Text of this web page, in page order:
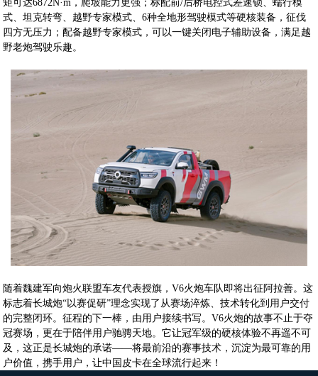
矩可达6872N·m，爬坡能力更强；标配前/后桥电控式差速锁、蠕行模
式、坦克转弯、越野专家模式、6种全地形驾驶模式等硬核装备，征伐
四方无压力；配备越野专家模式，可以一键关闭电子辅助设备，满足越
野老炮驾驶乐趣。
随着魏建军向炮火联盟车友代表授旗，V6火炮车队即将出征阿拉善。这
标志着长城炮“以赛促研”理念实现了从赛场淬炼、技术转化到用户交付
的完整闭环。征程的下一棒，由用户接续书写。V6火炮的故事不止于夺
冠赛场，更在于陪伴用户驰骋天地。它让冠军级的硬核体验不再遥不可
及，这正是长城炮的承诺——将最前沿的赛事技术，沉淀为最可靠的用
户价值，携手用户，让中国皮卡在全球流行起来！